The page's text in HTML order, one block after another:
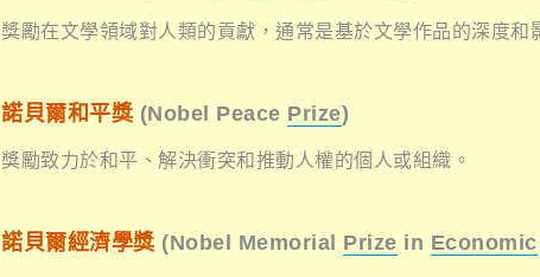
獎勵在文學領域對人類的貢獻，通常是基於文學作品的深度和
諾貝爾和平獎 (Nobel Peace Prize)
獎勵致力於和平、解決衝突和推動人權的個人或組織。
諾貝爾經濟學獎 (Nobel Memorial Prize in Economic